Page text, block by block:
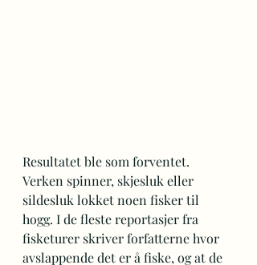
Resultatet ble som forventet.
Verken spinner, skjesluk eller
sildesluk lokket noen fisker til
hogg. I de fleste reportasjer fra
fisketurer skriver forfatterne hvor
avslappende det er å fiske, og at de